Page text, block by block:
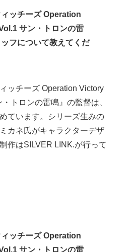
ィッチーズ Operation
サン・トロンの雷
フについて教えてくだ
ッチーズ Operation Victory
トロンの雷鳴』の監督は、
ています。シリーズ生みの
カネ氏がキャラクターデザ
作はSILVER LINK.が行って
ィッチーズ Operation
サン・トロンの雷